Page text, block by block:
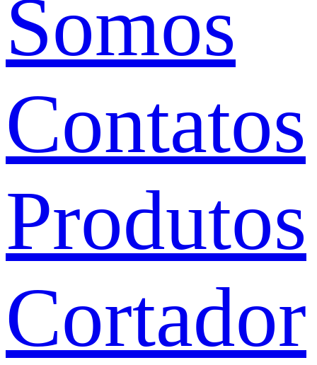
Somos
Contatos
Produtos
Cortador